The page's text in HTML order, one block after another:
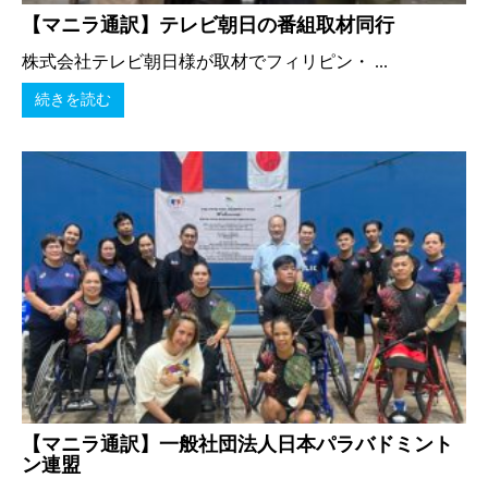
【マニラ通訳】テレビ朝日の番組取材同行
株式会社テレビ朝日様が取材でフィリピン・ ...
続きを読む
【マニラ通訳】一般社団法人日本パラバドミント
ン連盟